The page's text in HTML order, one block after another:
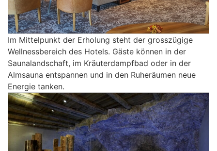
Im Mittelpunkt der Erholung steht der grosszügige
Wellnessbereich des Hotels. Gäste können in der
Saunalandschaft, im Kräuterdampfbad oder in der
Almsauna entspannen und in den Ruheräumen neue
Energie tanken.